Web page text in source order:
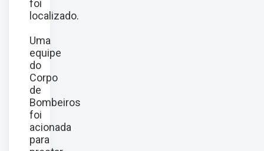
foi
localizado.
Uma
equipe
do
Corpo
de
Bombeiros
foi
acionada
para